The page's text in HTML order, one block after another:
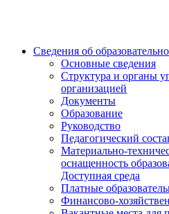
Сведения об
Основные сведения
Структура и органы
организацией
Документы
Образование
Руководство
Педагогический
Материально-
оснащенность
Доступная среда
Платные
Финансово-